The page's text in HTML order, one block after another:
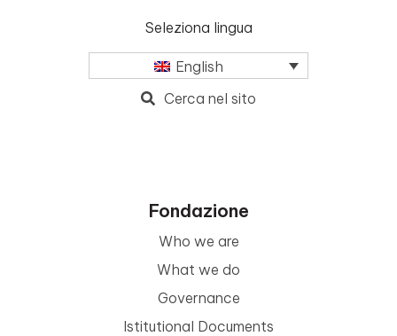
Seleziona lingua
English
Cerca nel sito
Fondazione
Who we are
What we do
Governance
Istitutional Documents